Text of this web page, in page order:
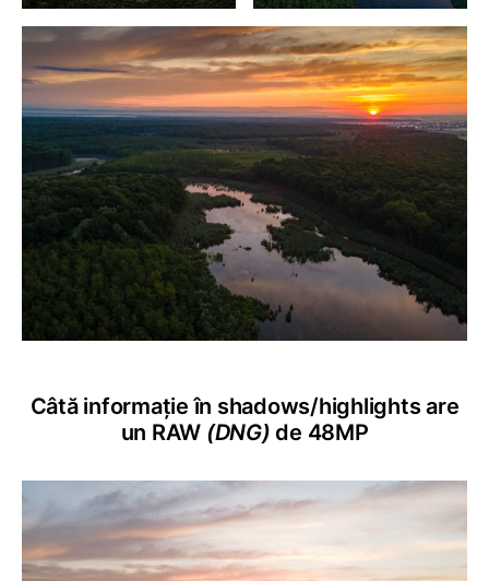
Câtă informație în shadows/highlights are
un RAW (DNG) de 48MP